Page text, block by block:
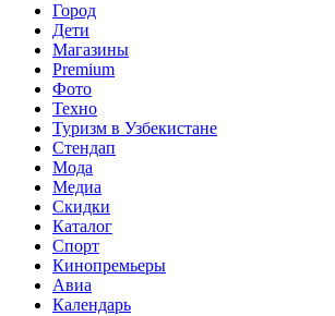
Город
Дети
Магазины
Premium
Фото
Техно
Туризм в Узбекистане
Стендап
Мода
Медиа
Скидки
Каталог
Спорт
Кинопремьеры
Авиа
Календарь